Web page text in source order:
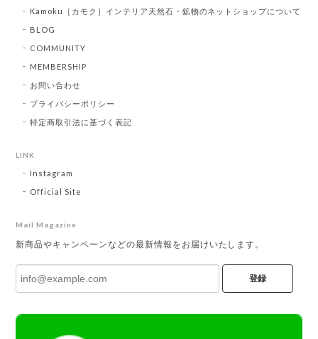
Kamoku［カモク］インテリア天然石・鉱物のネットショップについて
BLOG
COMMUNITY
MEMBERSHIP
お問い合わせ
プライバシーポリシー
特定商取引法に基づく表記
LINK
Instagram
Official Site
Mail Magazine
新商品やキャンペーンなどの最新情報をお届けいたします。
登録